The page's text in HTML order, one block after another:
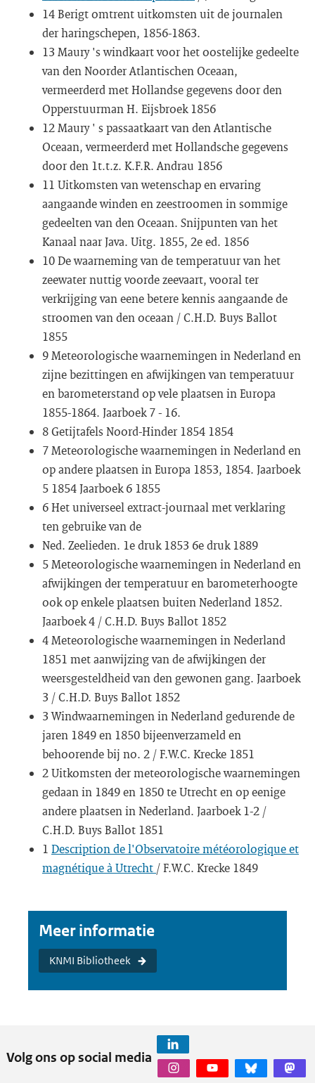
14 Berigt omtrent uitkomsten uit de journalen
der haringschepen, 1856-1863.
13 Maury 's windkaart voor het oostelijke gedeelte
van den Noorder Atlantischen Oceaan,
vermeerderd met Hollandse gegevens door den
Opperstuurman H. Eijsbroek 1856
12 Maury ' s passaatkaart van den Atlantische
Oceaan, vermeerderd met Hollandsche gegevens
door den 1t.t.z. K.F.R. Andrau 1856
11 Uitkomsten van wetenschap en ervaring
aangaande winden en zeestroomen in sommige
gedeelten van den Oceaan. Snijpunten van het
Kanaal naar Java. Uitg. 1855, 2e ed. 1856
10 De waarneming van de temperatuur van het
zeewater nuttig voorde zeevaart, vooral ter
verkrijging van eene betere kennis aangaande de
stroomen van den oceaan / C.H.D. Buys Ballot
1855
9 Meteorologische waarnemingen in Nederland en
zijne bezittingen en afwijkingen van temperatuur
en barometerstand op vele plaatsen in Europa
1855-1864. Jaarboek 7 - 16.
8 Getijtafels Noord-Hinder 1854 1854
7 Meteorologische waarnemingen in Nederland en
op andere plaatsen in Europa 1853, 1854. Jaarboek
5 1854 Jaarboek 6 1855
6 Het universeel extract-journaal met verklaring
ten gebruike van de
Ned. Zeelieden. 1e druk 1853 6e druk 1889
5 Meteorologische waarnemingen in Nederland en
afwijkingen der temperatuur en barometerhoogte
ook op enkele plaatsen buiten Nederland 1852.
Jaarboek 4 / C.H.D. Buys Ballot 1852
4 Meteorologische waarnemingen in Nederland
1851 met aanwijzing van de afwijkingen der
weersgesteldheid van den gewonen gang. Jaarboek
3 / C.H.D. Buys Ballot 1852
3 Windwaarnemingen in Nederland gedurende de
jaren 1849 en 1850 bijeenverzameld en
behoorende bij no. 2 / F.W.C. Krecke 1851
2 Uitkomsten der meteorologische waarnemingen
gedaan in 1849 en 1850 te Utrecht en op eenige
andere plaatsen in Nederland. Jaarboek 1-2 /
C.H.D. Buys Ballot 1851
1 Description de l'Observatoire météorologique et
magnétique à Utrecht / F.W.C. Krecke 1849
Meer informatie
KNMI Bibliotheek
Volg ons op social media